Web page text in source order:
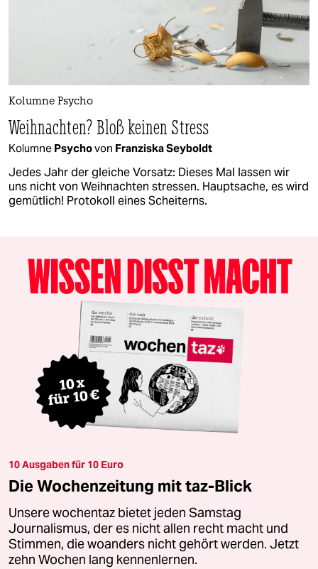
Kolumne Psycho
Weihnachten? Bloß keinen Stress
Kolumne Psychovon Franziska Seyboldt
Jedes Jahr der gleiche Vorsatz: Dieses Mal lassen wir
uns nicht von Weihnachten stressen. Hauptsache, es wird
gemütlich! Protokoll eines Scheiterns.
10 Ausgaben für 10 Euro
Die Wochenzeitung mit taz-Blick
Unsere wochentaz bietet jeden Samstag
Journalismus, der es nicht allen recht macht und
Stimmen, die woanders nicht gehört werden. Jetzt
zehn Wochen lang kennenlernen.